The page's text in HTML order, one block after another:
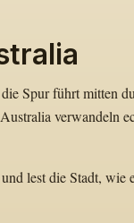
Spur führt mitten
verwandeln
lest die Stadt, wie